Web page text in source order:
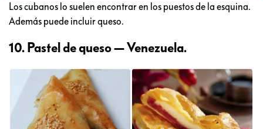
Los cubanos lo suelen encontrar en los puestos de la esquina.
Además puede incluir queso.
10. Pastel de queso — Venezuela.